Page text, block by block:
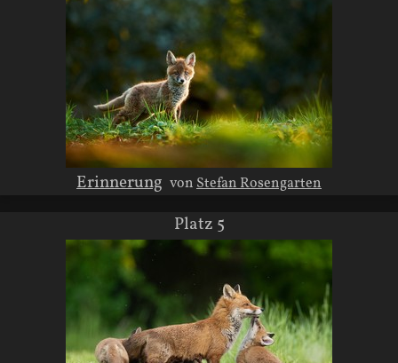
Erinnerung vonStefan Rosengarten
Platz 5